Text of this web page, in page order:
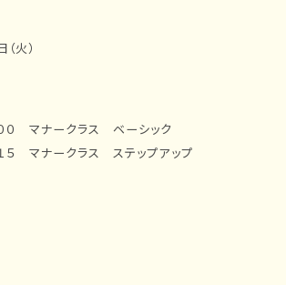
火）
００ マナークラス ベーシック
１５ マナークラス ステップアップ